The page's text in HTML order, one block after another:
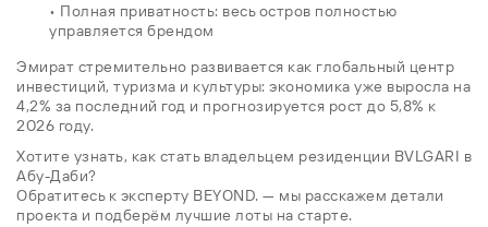
• Полная приватность: весь остров полностью
управляется брендом
Эмират стремительно развивается как глобальный центр
инвестиций, туризма и культуры: экономика уже выросла на
4,2% за последний год и прогнозируется рост до 5,8% к
2026 году.
Хотите узнать, как стать владельцем резиденции BVLGARI в
Абу-Даби?
Обратитесь к эксперту BEYOND. — мы расскажем детали
проекта и подберём лучшие лоты на старте.